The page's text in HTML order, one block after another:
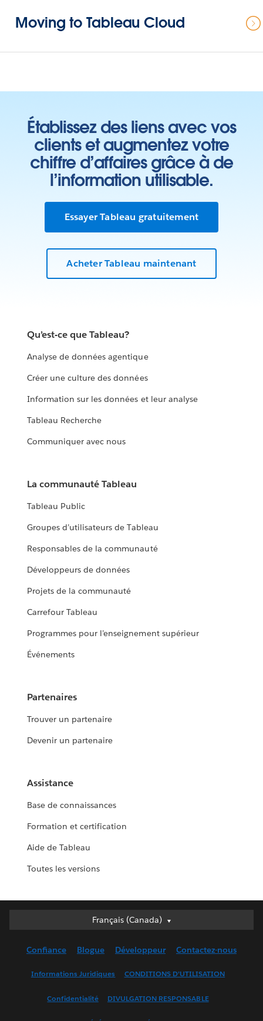
Moving to Tableau Cloud
Établissez des liens avec vos
clients et augmentez votre
chiffre d’affaires grâce à de
l’information utilisable.
Essayer Tableau gratuitement
Acheter Tableau maintenant
Qu’est-ce que Tableau?
Analyse de données agentique
Créer une culture des données
Information sur les données et leur analyse
Tableau Recherche
Communiquer avec nous
La communauté Tableau
Tableau Public
Groupes d’utilisateurs de Tableau
Responsables de la communauté
Développeurs de données
Projets de la communauté
Carrefour Tableau
Programmes pour l’enseignement supérieur
Événements
Partenaires
Trouver un partenaire
Devenir un partenaire
Assistance
Base de connaissances
Formation et certification
Aide de Tableau
Toutes les versions
Français (Canada)
Français (Canada)
English (UK)
Français (France)
Confiance Blogue Développeur Contactez-nous
Informations Juridiques CONDITIONS D’UTILISATION
Confidentialité DIVULGATION RESPONSABLE